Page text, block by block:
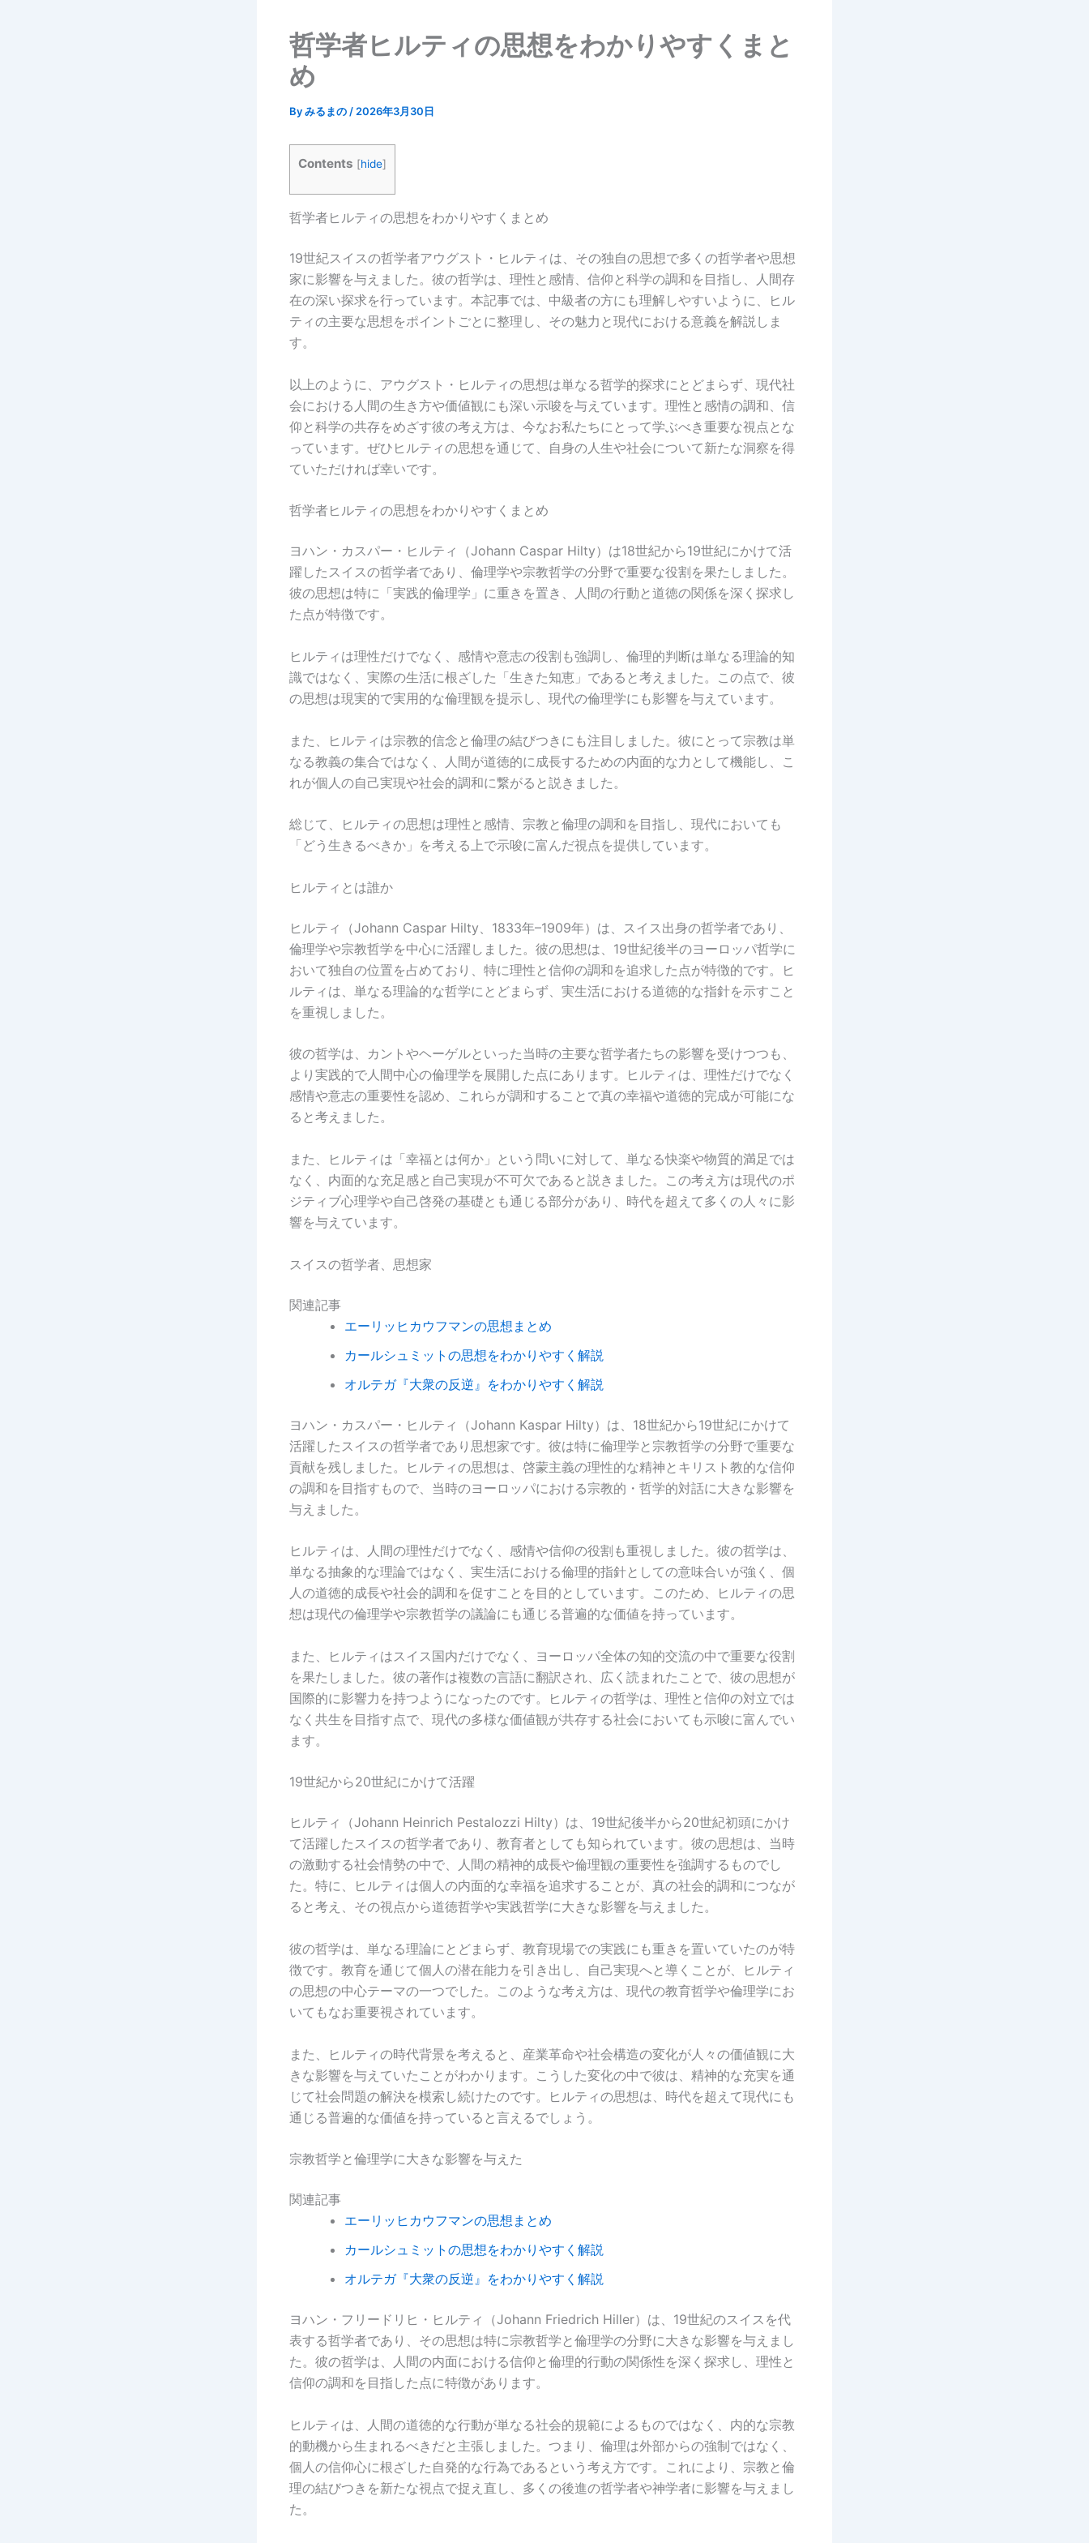
哲学者ヒルティの思想をわかりやすくまと
め
Byみるまの / 2026年3月30日
Contents [hide]
哲学者ヒルティの思想をわかりやすくまとめ
19世紀スイスの哲学者アウグスト・ヒルティは、その独自の思想で多くの哲学者や思想
家に影響を与えました。彼の哲学は、理性と感情、信仰と科学の調和を目指し、人間存
在の深い探求を行っています。本記事では、中級者の方にも理解しやすいように、ヒル
ティの主要な思想をポイントごとに整理し、その魅力と現代における意義を解説しま
す。
以上のように、アウグスト・ヒルティの思想は単なる哲学的探求にとどまらず、現代社
会における人間の生き方や価値観にも深い示唆を与えています。理性と感情の調和、信
仰と科学の共存をめざす彼の考え方は、今なお私たちにとって学ぶべき重要な視点とな
っています。ぜひヒルティの思想を通じて、自身の人生や社会について新たな洞察を得
ていただければ幸いです。
哲学者ヒルティの思想をわかりやすくまとめ
ヨハン・カスパー・ヒルティ（Johann Caspar Hilty）は18世紀から19世紀にかけて活
躍したスイスの哲学者であり、倫理学や宗教哲学の分野で重要な役割を果たしました。
彼の思想は特に「実践的倫理学」に重きを置き、人間の行動と道徳の関係を深く探求し
た点が特徴です。
ヒルティは理性だけでなく、感情や意志の役割も強調し、倫理的判断は単なる理論的知
識ではなく、実際の生活に根ざした「生きた知恵」であると考えました。この点で、彼
の思想は現実的で実用的な倫理観を提示し、現代の倫理学にも影響を与えています。
また、ヒルティは宗教的信念と倫理の結びつきにも注目しました。彼にとって宗教は単
なる教義の集合ではなく、人間が道徳的に成長するための内面的な力として機能し、こ
れが個人の自己実現や社会的調和に繋がると説きました。
総じて、ヒルティの思想は理性と感情、宗教と倫理の調和を目指し、現代においても
「どう生きるべきか」を考える上で示唆に富んだ視点を提供しています。
ヒルティとは誰か
ヒルティ（Johann Caspar Hilty、1833年–1909年）は、スイス出身の哲学者であり、
倫理学や宗教哲学を中心に活躍しました。彼の思想は、19世紀後半のヨーロッパ哲学に
おいて独自の位置を占めており、特に理性と信仰の調和を追求した点が特徴的です。ヒ
ルティは、単なる理論的な哲学にとどまらず、実生活における道徳的な指針を示すこと
を重視しました。
彼の哲学は、カントやヘーゲルといった当時の主要な哲学者たちの影響を受けつつも、
より実践的で人間中心の倫理学を展開した点にあります。ヒルティは、理性だけでなく
感情や意志の重要性を認め、これらが調和することで真の幸福や道徳的完成が可能にな
ると考えました。
また、ヒルティは「幸福とは何か」という問いに対して、単なる快楽や物質的満足では
なく、内面的な充足感と自己実現が不可欠であると説きました。この考え方は現代のポ
ジティブ心理学や自己啓発の基礎とも通じる部分があり、時代を超えて多くの人々に影
響を与えています。
スイスの哲学者、思想家
関連記事
エーリッヒカウフマンの思想まとめ
カールシュミットの思想をわかりやすく解説
オルテガ『大衆の反逆』をわかりやすく解説
ヨハン・カスパー・ヒルティ（Johann Kaspar Hilty）は、18世紀から19世紀にかけて
活躍したスイスの哲学者であり思想家です。彼は特に倫理学と宗教哲学の分野で重要な
貢献を残しました。ヒルティの思想は、啓蒙主義の理性的な精神とキリスト教的な信仰
の調和を目指すもので、当時のヨーロッパにおける宗教的・哲学的対話に大きな影響を
与えました。
ヒルティは、人間の理性だけでなく、感情や信仰の役割も重視しました。彼の哲学は、
単なる抽象的な理論ではなく、実生活における倫理的指針としての意味合いが強く、個
人の道徳的成長や社会的調和を促すことを目的としています。このため、ヒルティの思
想は現代の倫理学や宗教哲学の議論にも通じる普遍的な価値を持っています。
また、ヒルティはスイス国内だけでなく、ヨーロッパ全体の知的交流の中で重要な役割
を果たしました。彼の著作は複数の言語に翻訳され、広く読まれたことで、彼の思想が
国際的に影響力を持つようになったのです。ヒルティの哲学は、理性と信仰の対立では
なく共生を目指す点で、現代の多様な価値観が共存する社会においても示唆に富んでい
ます。
19世紀から20世紀にかけて活躍
ヒルティ（Johann Heinrich Pestalozzi Hilty）は、19世紀後半から20世紀初頭にかけ
て活躍したスイスの哲学者であり、教育者としても知られています。彼の思想は、当時
の激動する社会情勢の中で、人間の精神的成長や倫理観の重要性を強調するものでし
た。特に、ヒルティは個人の内面的な幸福を追求することが、真の社会的調和につなが
ると考え、その視点から道徳哲学や実践哲学に大きな影響を与えました。
彼の哲学は、単なる理論にとどまらず、教育現場での実践にも重きを置いていたのが特
徴です。教育を通じて個人の潜在能力を引き出し、自己実現へと導くことが、ヒルティ
の思想の中心テーマの一つでした。このような考え方は、現代の教育哲学や倫理学にお
いてもなお重要視されています。
また、ヒルティの時代背景を考えると、産業革命や社会構造の変化が人々の価値観に大
きな影響を与えていたことがわかります。こうした変化の中で彼は、精神的な充実を通
じて社会問題の解決を模索し続けたのです。ヒルティの思想は、時代を超えて現代にも
通じる普遍的な価値を持っていると言えるでしょう。
宗教哲学と倫理学に大きな影響を与えた
関連記事
エーリッヒカウフマンの思想まとめ
カールシュミットの思想をわかりやすく解説
オルテガ『大衆の反逆』をわかりやすく解説
ヨハン・フリードリヒ・ヒルティ（Johann Friedrich Hiller）は、19世紀のスイスを代
表する哲学者であり、その思想は特に宗教哲学と倫理学の分野に大きな影響を与えまし
た。彼の哲学は、人間の内面における信仰と倫理的行動の関係性を深く探求し、理性と
信仰の調和を目指した点に特徴があります。
ヒルティは、人間の道徳的な行動が単なる社会的規範によるものではなく、内的な宗教
的動機から生まれるべきだと主張しました。つまり、倫理は外部からの強制ではなく、
個人の信仰心に根ざした自発的な行為であるという考え方です。これにより、宗教と倫
理の結びつきを新たな視点で捉え直し、多くの後進の哲学者や神学者に影響を与えまし
た。